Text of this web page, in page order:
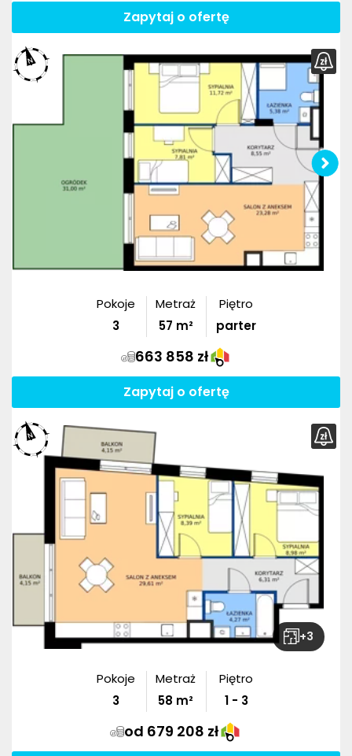
Zapytaj o ofertę
Pokoje
3
Metraż
57 m²
Piętro
parter
663 858 zł
Zapytaj o ofertę
+3
Pokoje
3
Metraż
58 m²
Piętro
1 - 3
od 679 208 zł